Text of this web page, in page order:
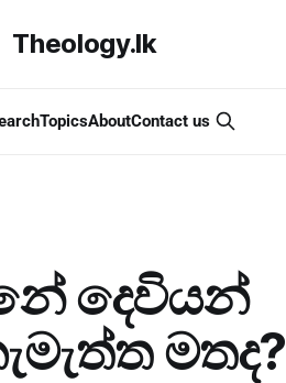
Theology.lk
TopicsAboutContact us
දෙවියන්
මතද?